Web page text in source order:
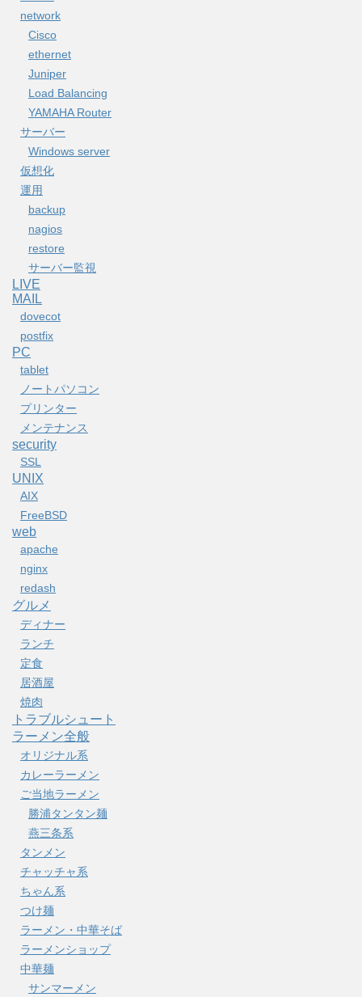
network
Cisco
ethernet
Juniper
Load Balancing
YAMAHA Router
サーバー
Windows server
仮想化
運用
backup
nagios
restore
サーバー監視
LIVE
MAIL
dovecot
postfix
PC
tablet
ノートパソコン
プリンター
メンテナンス
security
SSL
UNIX
AIX
FreeBSD
web
apache
nginx
redash
グルメ
ディナー
ランチ
定食
居酒屋
焼肉
トラブルシュート
ラーメン全般
オリジナル系
カレーラーメン
ご当地ラーメン
勝浦タンタン麺
燕三条系
タンメン
チャッチャ系
ちゃん系
つけ麺
ラーメン・中華そば
ラーメンショップ
中華麺
サンマーメン